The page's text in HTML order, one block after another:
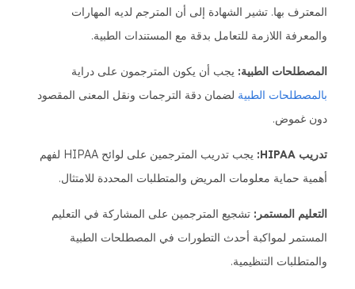
المعترف بها. تشير الشهادة إلى أن المترجم لديه المهارات
والمعرفة اللازمة للتعامل بدقة مع المستندات الطبية.
المصطلحات الطبية: يجب أن يكون المترجمون على دراية
بالمصطلحات الطبية لضمان دقة الترجمات ونقل المعنى المقصود
دون غموض.
تدريب HIPAA:
يجب تدريب المترجمين على لوائح HIPAA لفهم
أهمية حماية معلومات المريض والمتطلبات المحددة للامتثال.
التعليم المستمر: تشجيع المترجمين على المشاركة في التعليم
المستمر لمواكبة أحدث التطورات في المصطلحات الطبية
والمتطلبات التنظيمية.